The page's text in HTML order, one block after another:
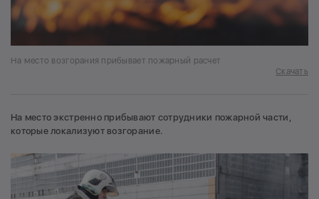
На место возгорания прибывает пожарный расчет
Скачать
На место экстренно прибывают сотрудники пожарной части,
которые локализуют возгорание.